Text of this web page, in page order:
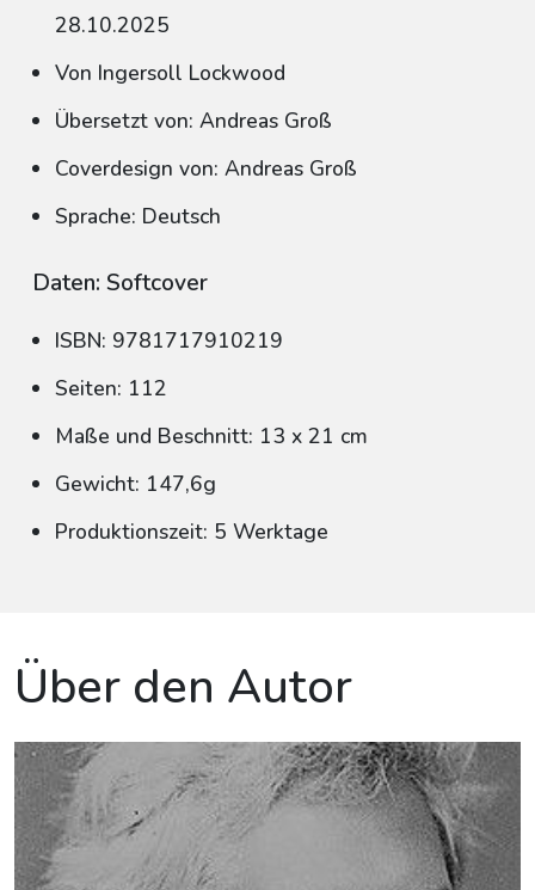
28.10.2025
Von Ingersoll Lockwood
Übersetzt von: Andreas Groß
Coverdesign von: Andreas Groß
Sprache: Deutsch
Daten: Softcover
ISBN: 9781717910219
Seiten: 112
Maße und Beschnitt: 13 x 21 cm
Gewicht: 147,6g
Produktionszeit: 5 Werktage
Über den Autor